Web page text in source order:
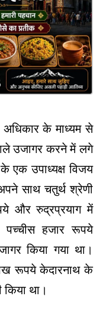
अधिकार के माध्यम से
उजागर करने में लगे
एक उपाध्यक्ष विजय
साथ चतुर्थ श्रेणी
और रुद्रप्रयाग में
हजार रूपये
किया गया था।
रूपये केदारनाथ के
किया था।